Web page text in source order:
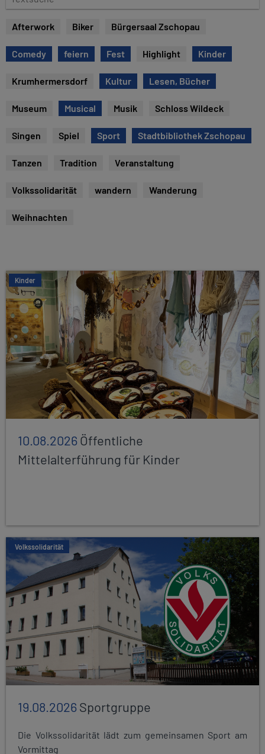
e
s
u
Afterwork Biker Bürgersaal Zschopau
Comedy feiern Fest Highlight Kinder
Krumhermersdorf Kultur Lesen, Bücher
Museum Musical Musik Schloss Wildeck
Singen Spiel Sport Stadtbibliothek Zschopau
Tanzen Tradition Veranstaltung
Volkssolidarität wandern Wanderung
Weihnachten
Kinder
10.08.2026Öffentliche
Mittelalterführung für Kinder
Volkssolidarität
19.08.2026Sportgruppe
Die Volkssolidarität lädt zum gemeinsamen Sport am
Vormittag